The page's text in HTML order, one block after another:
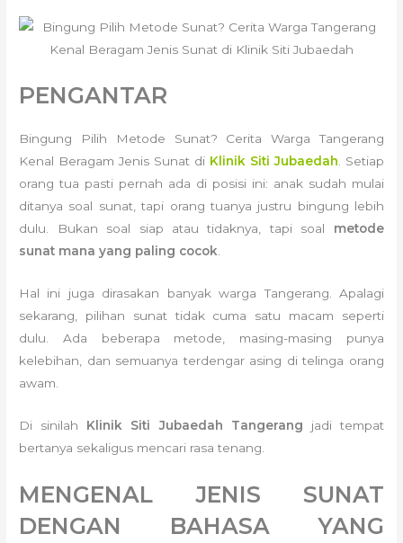
PENGANTAR
Bingung Pilih Metode Sunat? Cerita Warga Tangerang
Kenal Beragam Jenis Sunat di Klinik Siti Jubaedah . Setiap
orang tua pasti pernah ada di posisi ini: anak sudah mulai
ditanya soal sunat, tapi orang tuanya justru bingung lebih
dulu. Bukan soal siap atau tidaknya, tapi soal metode
sunat mana yang paling cocok
Hal ini juga dirasakan banyak warga Tangerang. Apalagi
sekarang, pilihan sunat tidak cuma satu macam seperti
dulu. Ada beberapa metode, masing-masing punya
kelebihan, dan semuanya terdengar asing di telinga orang
awam.
Di sinilah Klinik Siti Jubaedah Tangerang jadi tempat
bertanya sekaligus mencari rasa tenang.
MENGENAL JENIS SUNAT
DENGAN BAHASA YANG